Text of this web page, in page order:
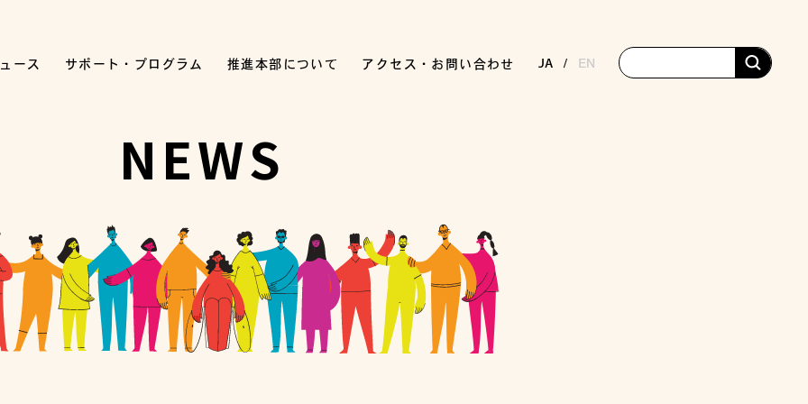
ース サポート・プログラム 推進本部について アクセス・お問い合わせ EN
JA
NEWS